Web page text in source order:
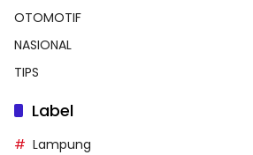
OTOMOTIF
NASIONAL
TIPS
Label
Lampung